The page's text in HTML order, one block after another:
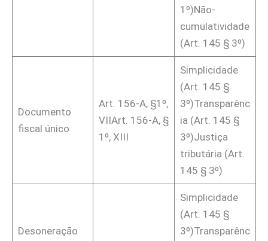
1º)Não-
cumulatividade
(Art. 145 § 3º)
Documento
fiscal único
Art. 156-A, §1º,
VIIArt. 156-A, §
1º, XIII
Simplicidade
(Art. 145 §
3º)Transparênc
ia (Art. 145 §
3º)Justiça
tributária (Art.
145 § 3º)
Desoneração
Simplicidade
(Art. 145 §
3º)Transparênc